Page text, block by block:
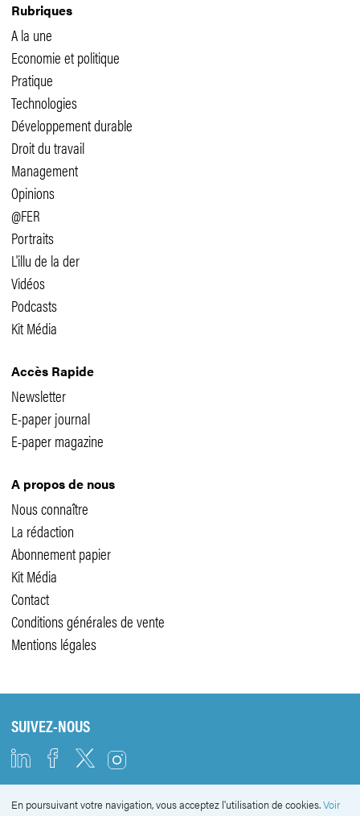
Rubriques
A la une
Economie et politique
Pratique
Technologies
Développement durable
Droit du travail
Management
Opinions
@FER
Portraits
L'illu de la der
Vidéos
Podcasts
Kit Média
Accès Rapide
Newsletter
E-paper journal
E-paper magazine
A propos de nous
Nous connaître
La rédaction
Abonnement papier
Kit Média
Contact
Conditions générales de vente
Mentions légales
SUIVEZ-NOUS
En poursuivant votre navigation, vous acceptez l'utilisation de cookies.Voir